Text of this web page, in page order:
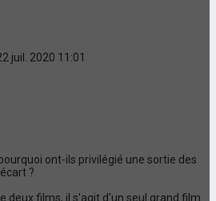
juil. 2020 11:01
ont-ils privilégié une sortie des
?
deux films, il s'agit d'un seul grand film